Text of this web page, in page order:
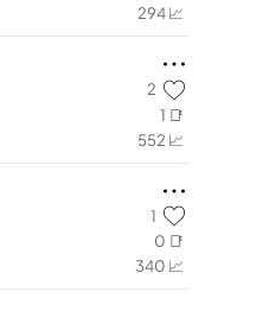
294 📈
2
1 📑
552 📈
1
0 📑
340 📈